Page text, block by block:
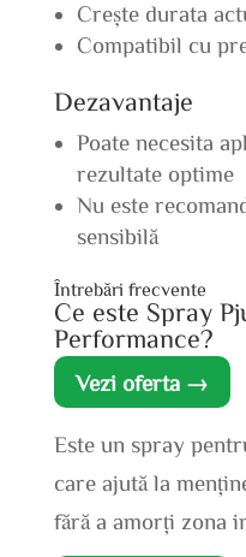
Crește durata
Compatibil cu
Dezavantaje
Poate necesita
rezultate optime
Nu este
sensibilă
Întrebări frecvente
Ce este Spray
Performance?
Vezi oferta →
Este un spray
care ajută la
fără a amorți zona